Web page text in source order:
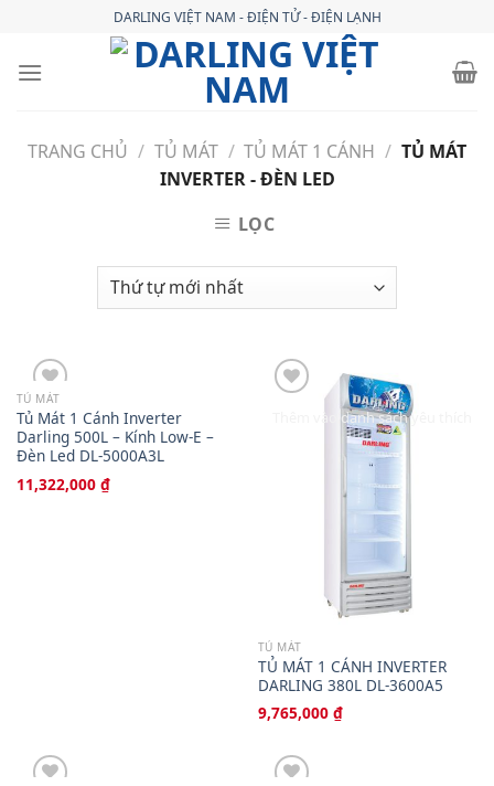
content
DARLING VIỆT NAM - ĐIỆN TỬ - ĐIỆN LẠNH
TRANG CHỦ / TỦ MÁT / TỦ MÁT 1 CÁNH / TỦ MÁT
INVERTER - ĐÈN LED
LỌC
Thêm vào danh sách yêu thích
TỦ MÁT
Tủ Mát 1 Cánh Inverter
Darling 500L – Kính Low-E –
Đèn Led DL-5000A3L
11,322,000 ₫
Thêm vào danh sách yêu thích
TỦ MÁT
TỦ MÁT 1 CÁNH INVERTER
DARLING 380L DL-3600A5
9,765,000 ₫